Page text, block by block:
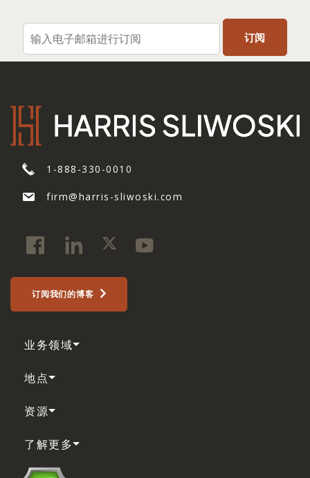
1-888-330-0010
firm@harris-sliwoski.com
订阅我们的博客
业务领域
地点
资源
了解更多